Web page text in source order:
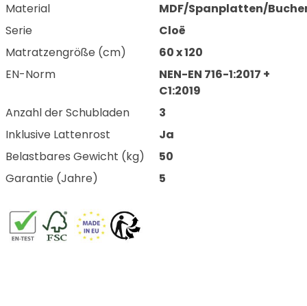
Material
MDF/Spanplatten/
Serie
Cloë
Matratzengröße (cm)
60 x 120
EN-Norm
NEN-EN 716-1:2017 +
C1:2019
Anzahl der Schubladen
3
Inklusive Lattenrost
Ja
Belastbares Gewicht (kg)
50
Garantie (Jahre)
5